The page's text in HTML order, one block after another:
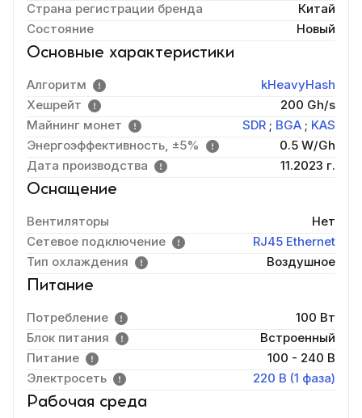
Страна регистрации бренда
Китай
Состояние
Новый
Основные характеристики
Алгоритм
kHeavyHash
Хешрейт
200 Gh/s
Майнинг монет
SDR ; BGA ; KAS
Энергоэффективность, ±5%
0.5 W/Gh
Дата производства
11.2023 г.
Оснащение
Вентиляторы
Нет
Сетевое подключение
RJ45 Ethernet
Тип охлаждения
Воздушное
Питание
Потребление
100 Вт
Блок питания
Встроенный
Питание
100 - 240 В
Электросеть
220 В (1 фаза)
Рабочая среда